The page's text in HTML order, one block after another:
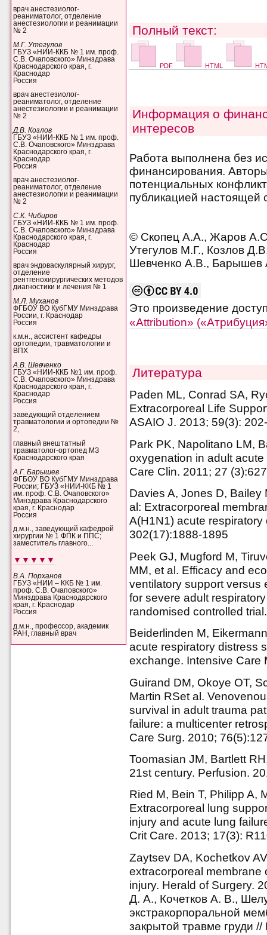
врач анестезиолог-
реаниматолог, отделение
анестезиологии и реанимации
№ 2
М.Г. Утегулов
ГБУЗ «НИИ-ККБ № 1 им. проф.
С.В. Очаповского» Минздрава
Краснодарского края, г.
Краснодар
Россия
врач анестезиолог-
реаниматолог, отделение
анестезиологии и реанимации
№ 2
Д.В. Козлов
ГБУЗ «НИИ-ККБ № 1 им. проф.
С.В. Очаповского» Минздрава
Краснодарского края, г.
Краснодар
Россия
врач анестезиолог-
реаниматолог, отделение
анестезиологии и реанимации
№ 2
С.К. Чибиров
ГБУЗ «НИИ-ККБ № 1 им. проф.
С.В. Очаповского» Минздрава
Краснодарского края, г.
Краснодар
Россия
врач эндоваскулярный хирург,
отделение
рентгенохирургических методов
диагностики и лечения № 1
М.Л. Муханов
ФГБОУ ВО КубГМУ Минздрава
России, г. Краснодар
Россия
к.м.н., ассистент кафедры
ортопедии, травматологии и
ВПХ
А.В. Шевченко
ГБУЗ «НИИ-ККБ №1 им. проф.
С.В. Очаповского» Минздрава
Краснодарского края, г.
Краснодар
Россия
заведующий отделением
травматологии и ортопедии №
2,
главный внештатный
травматолог-ортопед МЗ
Краснодарского края
А.Г. Барышев
ФГБОУ ВО КубГМУ Минздрава
России; ГБУЗ «НИИ-ККБ № 1
им. проф. С.В. Очаповского»
Минздрава Краснодарского
края, г. Краснодар
Россия
д.м.н., заведующий кафедрой
хирургии № 1 ФПК и ППС;
заместитель главного...
▼▼▼▼▼
В.А. Порханов
ГБУЗ «НИИ – ККБ № 1 им.
проф. С.В. Очаповского»
Минздрава Краснодарского
края, г. Краснодар
Россия
д.м.н., профессор, академик
РАН, главный врач
Полный текст:
PDF HTML
Информация о
интересов
Работа выполнена без
финансирования.
потенциальных
публикацией настоящей
© Скопец А.А., Жаров
Утегулов М.Г., Козлов
Шевченко А.В., Барышев
Это произведение
«Attribution»
Литература
Paden ML, Conrad SA,
Extracorporeal Life
ASAIO J. 2013; 59(3):
Park PK, Napolitano LM,
oxygenation in adult
Care Clin. 2011; 27
Davies A, Jones D, Bailey
al: Extracorporeal
A(H1N1) acute
302(17):1888-1895
Peek GJ, Mugford M,
MM, et al. Efficacy and
ventilatory support versus
for severe adult
randomised controlled
Beiderlinden M,
acute respiratory distress
exchange. Intensive Care
Guirand DM, Okoye OT,
Martin RSet al.
survival in adult trauma
failure: a multicenter
Care Surg. 2010;
Toomasian JM, Bartlett
21st century. Perfusion.
Ried M, Bein T, Philipp A,
Extracorporeal lung
injury and acute lung
Crit Care. 2013; 17(3):
Zaytsev DA, Kochetkov
extracorporeal
injury. Herald of Surgery.
Д. А., Кочетков А. В.,
экстракорпоральной
закрытой травме груди